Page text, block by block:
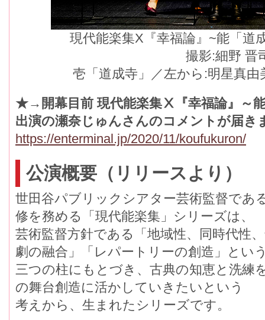
現代能楽集X『幸福論』~能「道
撮影:細野 晋
壱「道成寺」／左から:明星真由
★→開幕目前 現代能楽集Ⅹ『幸福論』～
出演の瀬奈じゅんさんのコメントが届き
https://enterminal.jp/2020/11/koufukuron/
公演概要（リリースより）
世田谷パブリックシアター芸術監督であ
修を務める「現代能楽集」シリーズは、
芸術監督方針である「地域性、同時代性
劇の融合」「レパートリーの創造」とい
三つの柱にもとづき、古典の知恵と洗練
の舞台創造に活かしていきたいという
考えから、生まれたシリーズです。